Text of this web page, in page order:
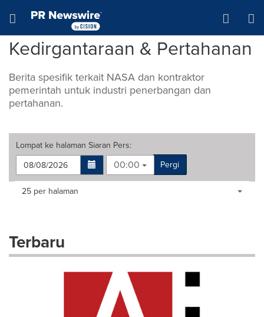
Hamburger menu
Kedirgantaraan & Pertahanan
Berita spesifik terkait NASA dan kontraktor
pemerintah untuk industri penerbangan dan
pertahanan.
Lompat ke halaman Siaran Pers:
00:00
Pergi
Making
dropdown
will
Items per page:
25 per halaman
Terbaru